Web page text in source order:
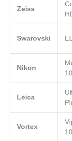
Zeiss
Swarovski
Nikon
Leica
Vortex